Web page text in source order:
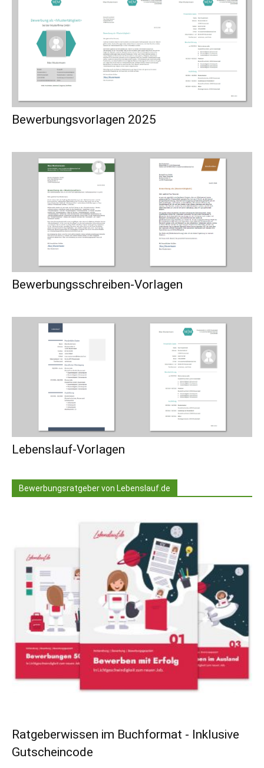
Bewerbungsvorlagen 2025
Bewerbungsschreiben-Vorlagen
Lebenslauf-Vorlagen
Bewerbungsratgeber von Lebenslauf.de
Ratgeberwissen im Buchformat - Inklusive
Gutscheincode